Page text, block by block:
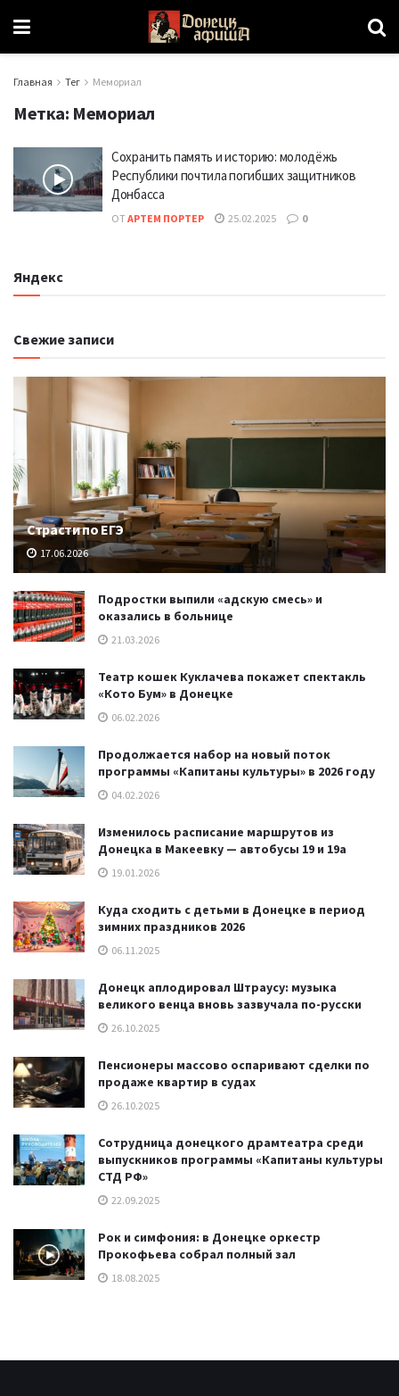
Главная Тег Мемориал
Метка: Мемориал
Сохранить память и историю: молодёжь
Республики почтила погибших защитников
Донбасса
ОТ АРТЕМ ПОРТЕР 25.02.2025 0
Яндекс
Свежие записи
Страсти по ЕГЭ
17.06.2026
Подростки выпили «адскую смесь» и
оказались в больнице
21.03.2026
Театр кошек Куклачева покажет спектакль
«Кото Бум» в Донецке
06.02.2026
Продолжается набор на новый поток
программы «Капитаны культуры» в 2026 году
04.02.2026
Изменилось расписание маршрутов из
Донецка в Макеевку — автобусы 19 и 19а
19.01.2026
Куда сходить с детьми в Донецке в период
зимних праздников 2026
06.11.2025
Донецк аплодировал Штраусу: музыка
великого венца вновь зазвучала по-русски
26.10.2025
Пенсионеры массово оспаривают сделки по
продаже квартир в судах
26.10.2025
Сотрудница донецкого драмтеатра среди
выпускников программы «Капитаны культуры
СТД РФ»
22.09.2025
Рок и симфония: в Донецке оркестр
Прокофьева собрал полный зал
18.08.2025